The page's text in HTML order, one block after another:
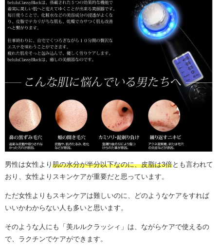
男性は女性より 肌の水分が半分以下なのに、皮脂は3倍 とも言われて
おり、女性よりスキンケアが重要だと思っています。
ただ女性よりもスキンケアは難しいのに、どのようなケアをすれば
いいかわからない人も多いと思います。
そのような人にも「美ルルクラッシィ」は、ながらケアで使えるの
で、ラクチンでケアができます。